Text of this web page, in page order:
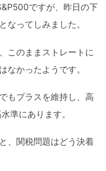
ですが、昨日の下
なってしみました。
このままストレートに
なかったようです。
もプラスを維持し、高
準にあります。
、関税問題はどう決着